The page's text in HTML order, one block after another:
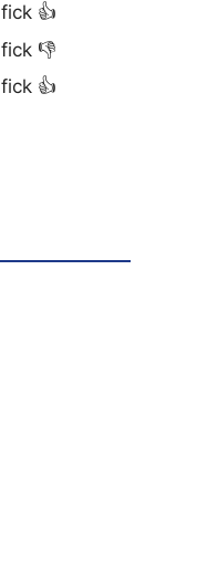
fick 👍
fick 👎
fick 👍